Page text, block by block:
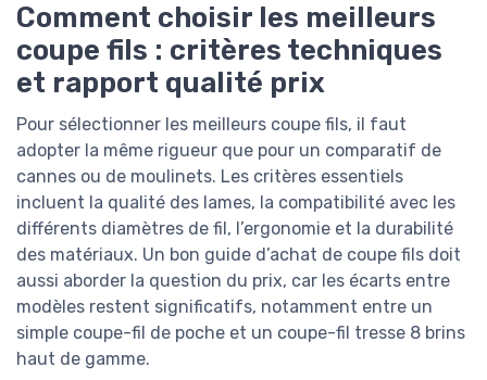
Comment choisir les meilleurs
coupe fils : critères techniques
et rapport qualité prix
Pour sélectionner les meilleurs coupe fils, il faut
adopter la même rigueur que pour un comparatif de
cannes ou de moulinets. Les critères essentiels
incluent la qualité des lames, la compatibilité avec les
différents diamètres de fil, l’ergonomie et la durabilité
des matériaux. Un bon guide d’achat de coupe fils doit
aussi aborder la question du prix, car les écarts entre
modèles restent significatifs, notamment entre un
simple coupe-fil de poche et un coupe-fil tresse 8 brins
haut de gamme.